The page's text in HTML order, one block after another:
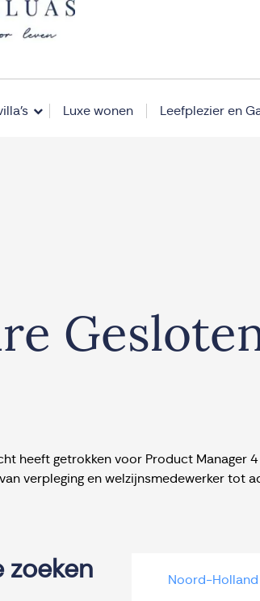
Luxe wonen Leefplezier en
heeft getrokken voor Product Manager
verpleging en welzijnsmedewerker tot
zoeken Noord-Holland